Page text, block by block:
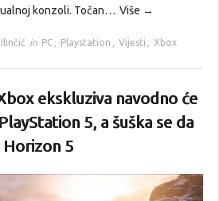
konzoli. Točan… Više →
in PC , Playstation , Vijesti , Xbox
ekskluziva navodno će
5, a šuška se da
Horizon 5